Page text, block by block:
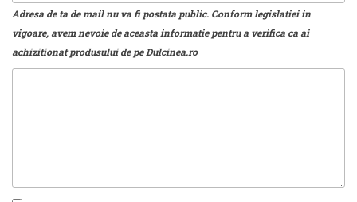
Adresa de ta de mail nu va fi postata public. Conform legislatiei in
vigoare, avem nevoie de aceasta informatie pentru a verifica ca ai
achizitionat produsului de pe Dulcinea.ro